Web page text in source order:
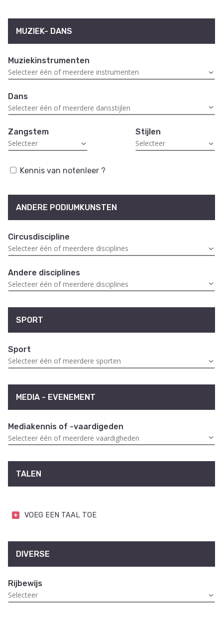
MUZIEK- DANS
Muziekinstrumenten
Dans
Zangstem Stijlen
Kennis van notenleer ?
ANDERE PODIUMKUNSTEN
Circusdiscipline
Andere disciplines
SPORT
Sport
MEDIA - EVENEMENT
Mediakennis of -vaardigeden
TALEN
VOEG EEN TAAL TOE
DIVERSE
Rijbewijs